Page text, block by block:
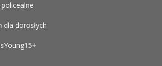
policealne
dla dorosłych